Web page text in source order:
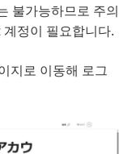
불가능하므로 주의
정이 필요합니다.
지로 이동해 로그